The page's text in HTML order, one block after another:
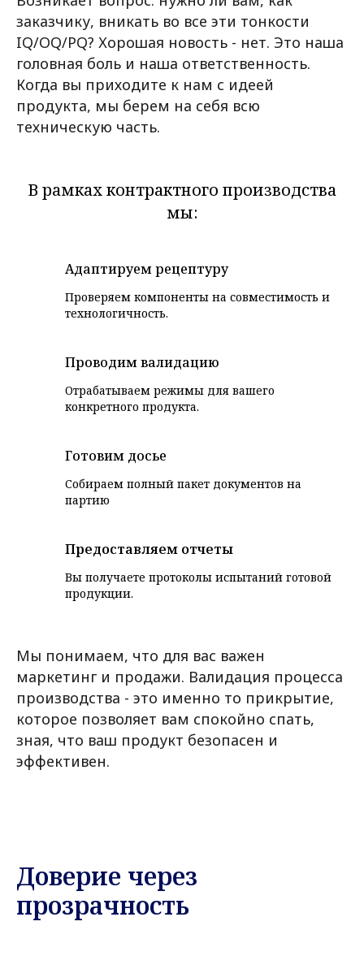
заказчику, вникать во все эти тонкости
IQ/OQ/PQ? Хорошая новость - нет. Это наша
головная боль и наша ответственность.
Когда вы приходите к нам с идеей
продукта, мы берем на себя всю
техническую часть.
В рамках контрактного производства
мы:
Адаптируем рецептуру
Проверяем компоненты на совместимость и
технологичность.
Проводим валидацию
Отрабатываем режимы для вашего
конкретного продукта.
Готовим досье
Собираем полный пакет документов на
партию
Предоставляем отчеты
Вы получаете протоколы испытаний готовой
продукции.
Мы понимаем, что для вас важен
маркетинг и продажи. Валидация процесса
производства - это именно то прикрытие,
которое позволяет вам спокойно спать,
зная, что ваш продукт безопасен и
эффективен.
Доверие через
прозрачность